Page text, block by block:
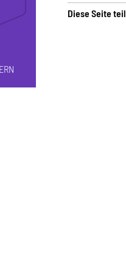
Diese Seite